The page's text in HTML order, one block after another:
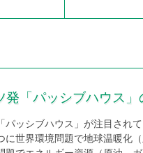
発「パッシブハウス」
パッシブハウス」が注目され
に世界環境問題で地球温暖化